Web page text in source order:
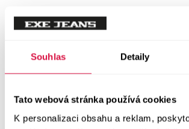
Souhlas Detaily
Tato webová stránka používá cookies
K personalizaci obsahu a reklam,